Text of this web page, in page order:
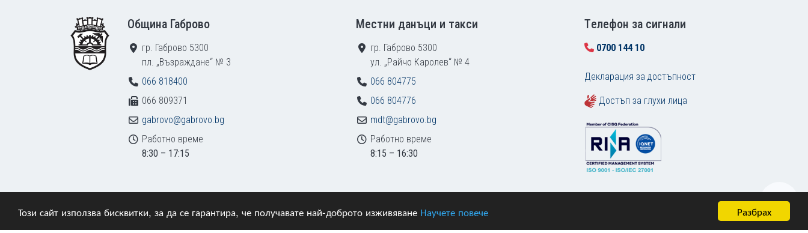
Разбрах
Този сайт използва бисквитки, за да се гарантира, че получавате най-доброто изживяване Научете повече
Община Габрово
гр. Габрово 5300
пл. „Възраждане“ № 3
066 818400
066 809371
gabrovo@gabrovo.bg
Работно време
8:30 – 17:15
Местни данъци и такси
гр. Габрово 5300
ул. „Райчо Каролев“ № 4
066 804775
066 804776
mdt@gabrovo.bg
Работно време
8:15 – 16:30
Tелефон за сигнали
0700 144 10
Декларация за достъпност
Достъп за глухи лица
© 2009–2026 Община Габрово. Всички права запазени.